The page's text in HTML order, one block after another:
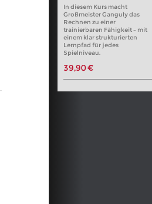
In diesem Kurs macht
Großmeister Ganguly das
Rechnen zu einer
trainierbaren Fähigkeit – mit
einem klar strukturierten
Lernpfad für jedes
Spielniveau.
39,90 €